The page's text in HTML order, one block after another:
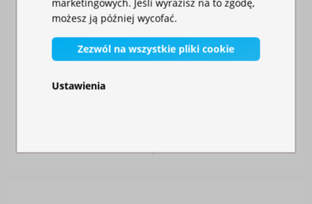
260,00 zł
marketingowych. Jeśli wyrazisz na to zgodę,
możesz ją później wycofać.
Zezwól na wszystkie pliki cookie
Ustawienia